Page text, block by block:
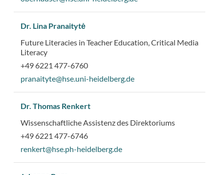
Dr. Lina Pranaitytė
Future Literacies in Teacher Education, Critical Media
Literacy
+49 6221 477-6760
pranaityte@hse.uni-heidelberg.de
Dr. Thomas Renkert
Wissenschaftliche Assistenz des Direktoriums
+49 6221 477-6746
renkert@hse.ph-heidelberg.de